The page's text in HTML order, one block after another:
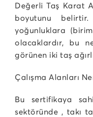
Değerli Taş Karat
boyutunu
yoğunluklara
olacaklardır, bu
görünen iki taş
Çalışma Alanları
Bu sertifikaya
sektöründe , takı